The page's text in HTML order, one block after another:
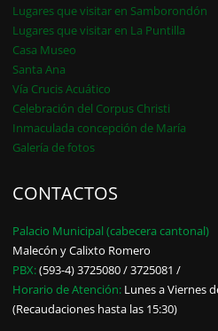
Lugares que visitar en Samborondón
Lugares que visitar en La Puntilla
Casa Museo
Santa Ana
Vía Crucis Acuático
Celebración del Corpus Christi
Inmaculada concepción de María
Galería de fotos
CONTACTOS
Palacio Municipal (cabecera cantonal)
Malecón y Calixto Romero
PBX:(593-4) 3725080 / 3725081 /
Horario de Atención: Lunes a Viernes
(Recaudaciones hasta las 15:30)